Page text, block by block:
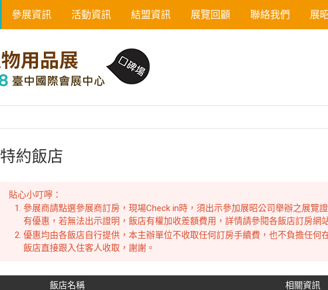
參展資訊 活動資訊 結盟資訊 展覽回顧 聯絡我們 展
特約飯店
貼心小叮嚀：
參展商請點選參展商訂房，現場Check in時，須出示參加展昭公司舉辦之展覽
有優惠，若無法出示證明，飯店有權加收差額費用，詳情請參閱各飯店訂房網
優惠均由各飯店自行提供，本主辦單位不收取任何訂房手續費，也不負擔任何
飯店直接跟入住客人收取，謝謝。
飯店名稱 相關資訊